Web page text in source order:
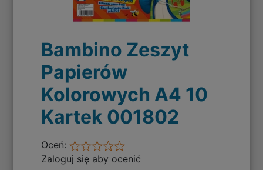
Bambino Zeszyt
Papierów
Kolorowych A4 10
Kartek 001802
Oceń:
Zaloguj się aby ocenić